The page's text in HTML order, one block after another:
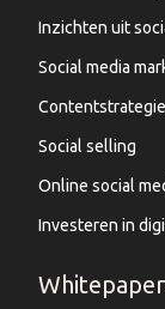
Inzichten uit
Social media
Social selling
Online social
Investeren in